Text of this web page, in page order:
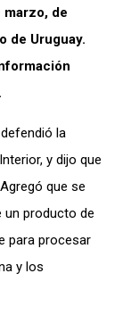
de
de Uruguay.
la
y dijo que
que se
un producto de
para procesar
y los